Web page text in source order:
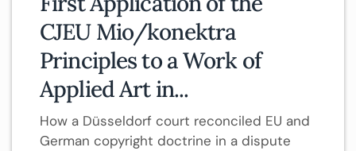
CJEU Mio/konektra
Principles to a Work of
Applied Art in...
How a Düsseldorf court reconciled EU and
German copyright doctrine in a dispute